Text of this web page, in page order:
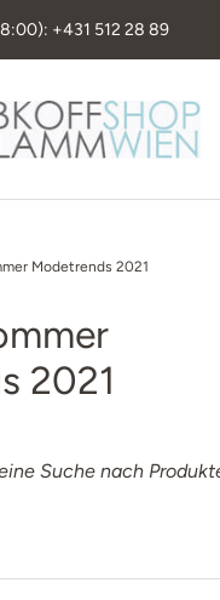
+431 512 28 89
Modetrends 2021
2021
Suche nach